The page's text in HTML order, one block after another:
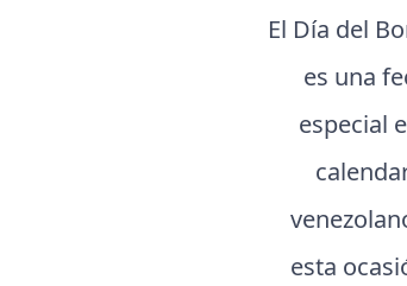
El Día del
es una
especial
esta